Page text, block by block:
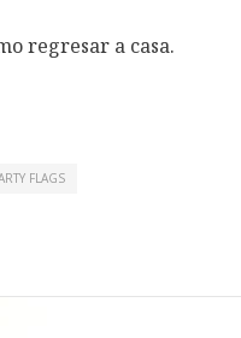
regresar a casa.
FLAGS